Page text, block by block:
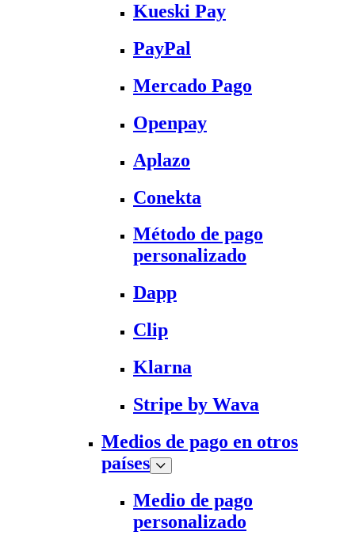
Kueski Pay
PayPal
Mercado Pago
Openpay
Aplazo
Conekta
Método de pago
personalizado
Dapp
Clip
Klarna
Stripe by Wava
Medios de pago en otros
países
Medio de pago
personalizado